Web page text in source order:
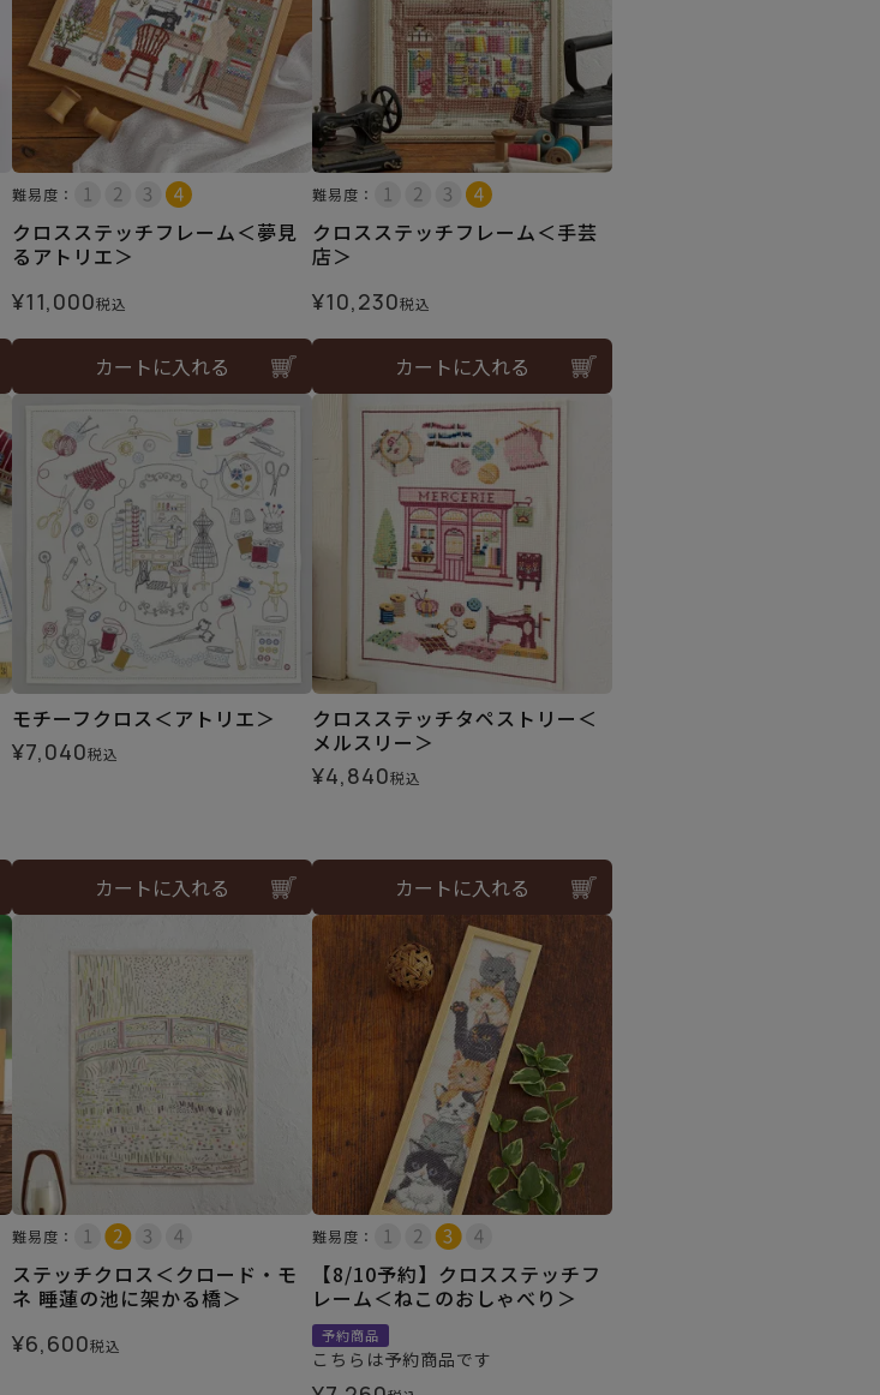
難易度：
クロスステッチフレーム＜夢見
るアトリエ＞
¥11,000税込
カートに入れる
難易度：
クロスステッチフレーム＜手芸
店＞
¥10,230税込
カートに入れる
モチーフクロス＜アトリエ＞
¥7,040税込
カートに入れる
クロスステッチタペストリー＜
メルスリー＞
¥4,840税込
カートに入れる
難易度：
ステッチクロス＜クロード・モ
ネ 睡蓮の池に架かる橋＞
¥6,600税込
難易度：
【8/10予約】クロスステッチフ
レーム＜ねこのおしゃべり＞
予約商品
こちらは予約商品です